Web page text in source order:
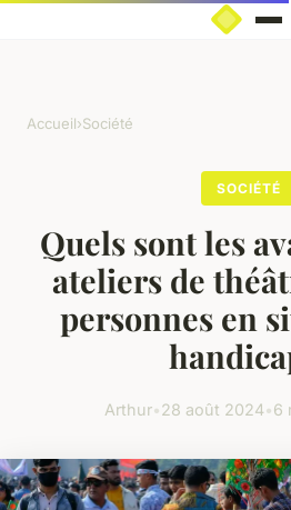
Accueil›Société
SOCIÉTÉ
Quels sont les
ateliers de
personnes en
Arthur•28 août 2024•6